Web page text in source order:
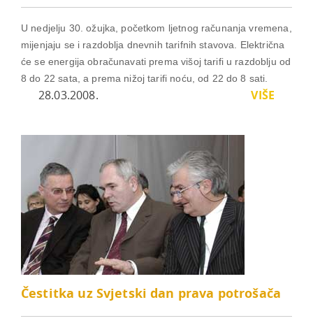
U nedjelju 30. ožujka, početkom ljetnog računanja vremena,
mijenjaju se i razdoblja dnevnih tarifnih stavova. Električna
će se energija obračunavati prema višoj tarifi u razdoblju od
8 do 22 sata, a prema nižoj tarifi noću, od 22 do 8 sati.
28.03.2008. VIŠE
Čestitka uz Svjetski dan prava potrošača